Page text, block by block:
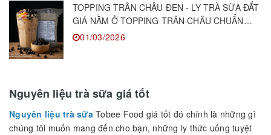
TOPPING TRÂN CHÂU ĐEN - LY TRÀ SỮA ĐẮT
GIÁ NẰM Ở TOPPING TRÂN CHÂU CHUẨN
NGON!
01/03/2026
Nguyên liệu trà sữa giá tốt
Nguyên liệu trà sữaTobee Food giá tốt đó chính là những gì
chúng tôi muốn mang đến cho bạn, những ly thức uống tuyệt